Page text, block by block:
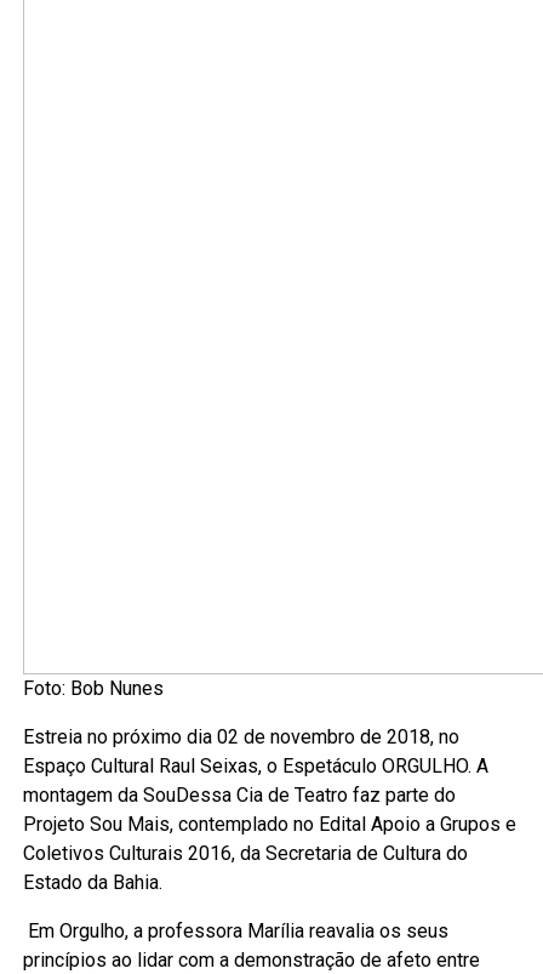
Foto: Bob Nunes
Estreia no próximo dia 02 de novembro de 2018, no
Espaço Cultural Raul Seixas, o Espetáculo ORGULHO. A
montagem da SouDessa Cia de Teatro faz parte do
Projeto Sou Mais, contemplado no Edital Apoio a Grupos e
Coletivos Culturais 2016, da Secretaria de Cultura do
Estado da Bahia.
Em Orgulho, a professora Marília reavalia os seus
princípios ao lidar com a demonstração de afeto entre